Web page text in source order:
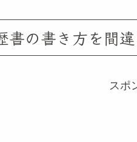
書の書き方を間
スポ